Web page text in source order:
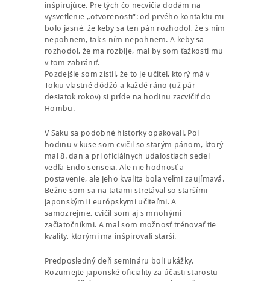
inšpirujúce. Pre tých čo necvičia dodám na
vysvetlenie „otvorenosti“: od prvého kontaktu mi
bolo jasné, že keby sa ten pán rozhodol, že s ním
nepohnem, tak s ním nepohnem. A keby sa
rozhodol, že ma rozbije, mal by som ťažkosti mu
v tom zabrániť.
Pozdejšie som zistil, že to je učiteľ, ktorý má v
Tokiu vlastné dódžó a každé ráno (už pár
desiatok rokov) si príde na hodinu zacvičiť do
Hombu.
V Saku sa podobné historky opakovali. Pol
hodinu v kuse som cvičil so starým pánom, ktorý
mal 8. dan a pri oficiálnych udalostiach sedel
vedľa Endo senseia. Ale nie hodnosť a
postavenie, ale jeho kvalita bola veľmi zaujímavá.
Bežne som sa na tatami stretával so staršími
japonskými i európskymi učiteľmi. A
samozrejme, cvičil som aj s mnohými
začiatočníkmi. A mal som možnosť trénovať tie
kvality, ktorými ma inšpirovali starší.
Predposledný deň semináru boli ukážky.
Rozumejte japonské oficiality za účasti starostu